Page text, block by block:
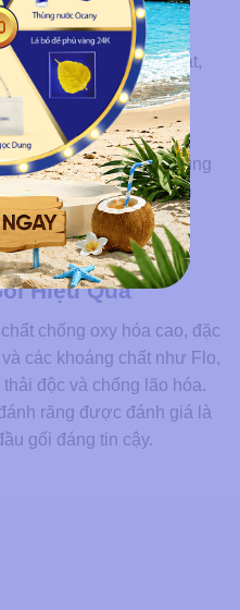
đầu gối đã làm sạch.
5 phút để tạo ma sát,
sâu hơn.
da 10 phút.
nước ấm.Lưu ý:Chỉ dùng
pha tạp chất để tránh
và Bột Trà
Hiệu Quả
chống oxy hóa cao, đặc
các khoáng chất như Flo,
độc và chống lão hóa.
răng được đánh giá là
gối đáng tin cậy.